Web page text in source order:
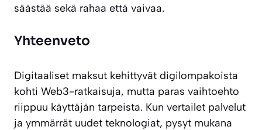
säästää sekä rahaa että vaivaa.
Yhteenveto
Digitaaliset maksut kehittyvät digilompakoista
kohti Web3-ratkaisuja, mutta paras vaihtoehto
riippuu käyttäjän tarpeista. Kun vertailet palvelut
ja ymmärrät uudet teknologiat, pysyt mukana